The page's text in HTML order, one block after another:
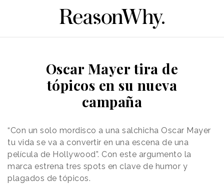
Oscar Mayer tira de
tópicos en su nueva
campaña
“Con un solo mordisco a una salchicha Oscar Mayer
tu vida se va a convertir en una escena de una
película de Hollywood”. Con este argumento la
marca estrena tres spots en clave de humor y
plagados de tópicos.